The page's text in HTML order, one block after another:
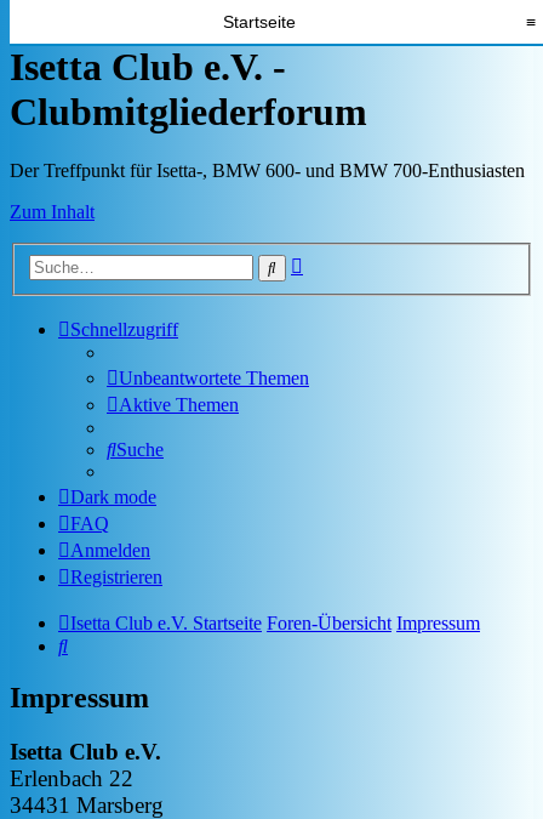
Startseite ≡
Isetta Club e.V. -
Clubmitgliederforum
Der Treffpunkt für Isetta-, BMW 600- und BMW 700-Enthusiasten
Zum Inhalt
Suche
Schnellzugriff
Unbeantwortete Themen
Aktive Themen
Suche
Dark mode
FAQ
Anmelden
Registrieren
Isetta Club e.V. Startseite Foren-Übersicht Impressum
Suche
Impressum
Isetta Club e.V.
Erlenbach 22
34431 Marsberg